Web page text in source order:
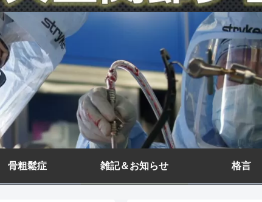
骨粗鬆症 雑記＆お知らせ 格言